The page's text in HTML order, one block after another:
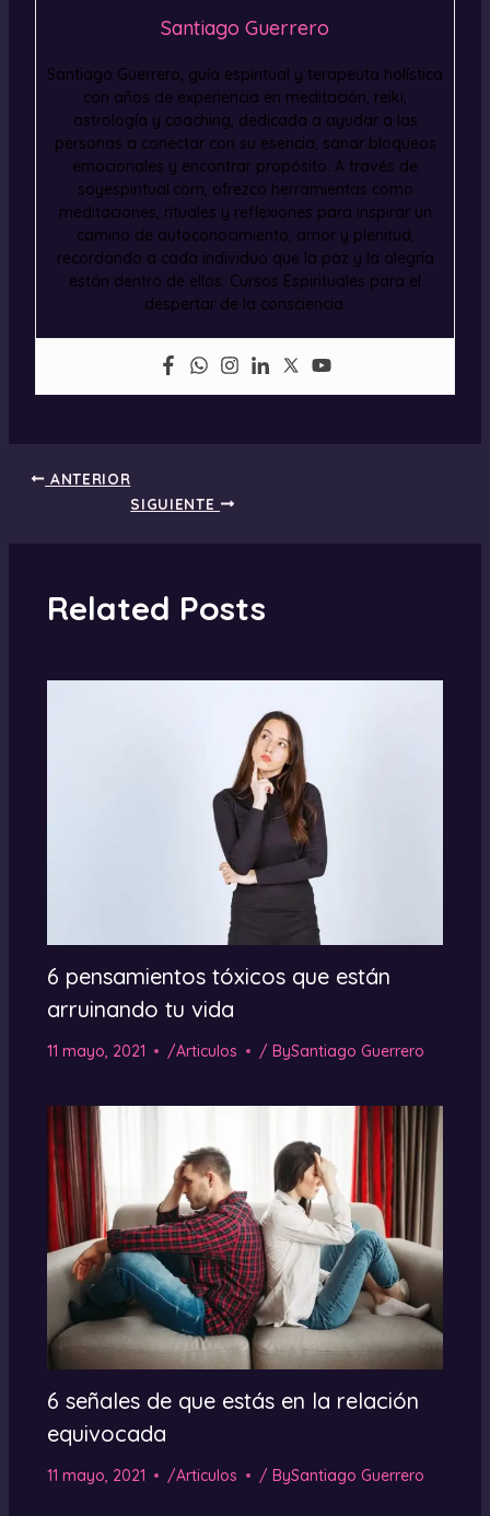
Santiago Guerrero
Santiago Guerrero, guía espiritual y terapeuta holística
con años de experiencia en meditación, reiki,
astrología y coaching, dedicada a ayudar a las
personas a conectar con su esencia, sanar bloqueos
emocionales y encontrar propósito. A través de
soyespiritual.com, ofrezco herramientas como
meditaciones, rituales y reflexiones para inspirar un
camino de autoconocimiento, amor y plenitud,
recordando a cada individuo que la paz y la alegría
están dentro de ellos. Cursos Espirituales para el
despertar de la consciencia.
ANTERIOR
SIGUIENTE
Related Posts
6 pensamientos tóxicos que están
arruinando tu vida
11 mayo, 2021 /Articulos / BySantiago Guerrero
6 señales de que estás en la relación
equivocada
11 mayo, 2021 /Articulos / BySantiago Guerrero